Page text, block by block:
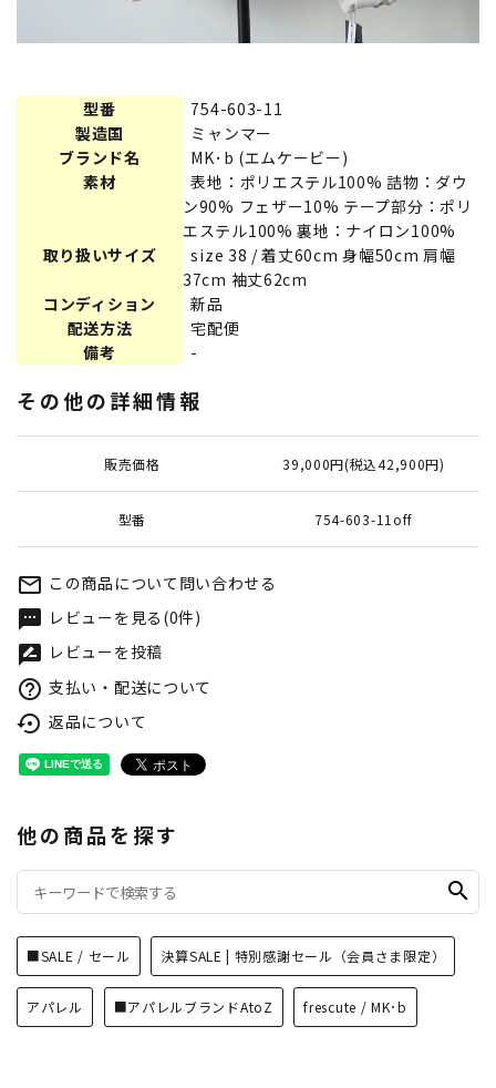
型番
754-603-11
製造国
ミャンマー
ブランド名
MK･b (エムケービー)
素材
表地：ポリエステル100% 詰物：ダウ
ン90% フェザー10% テープ部分：ポリ
エステル100% 裏地：ナイロン100%
取り扱いサイズ
size 38 / 着丈60cm 身幅50cm 肩幅
37cm 袖丈62cm
コンディション
新品
配送方法
宅配便
備考
-
その他の詳細情報
販売価格 39,000円(税込42,900円)
型番 754-603-11off
mail_outline この商品について問い合わせる
textsms レビューを見る(0件)
rate_review レビューを投稿
help_outline 支払い・配送について
settings_backup_restore 返品について
他の商品を探す
search
■SALE / セール 決算SALE | 特別感謝セール（会員さま限定）
アパレル ■アパレルブランドAtoZ frescute / MK･b